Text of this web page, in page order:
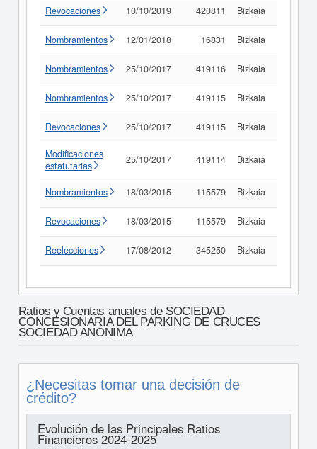
Revocaciones 10/10/2019 420811 Bizkaia
Nombramientos 12/01/2018 16831 Bizkaia
Nombramientos 25/10/2017 419116 Bizkaia
Nombramientos 25/10/2017 419115 Bizkaia
Revocaciones 25/10/2017 419115 Bizkaia
Modificaciones
estatutarias
25/10/2017 419114 Bizkaia
Nombramientos 18/03/2015 115579 Bizkaia
Revocaciones 18/03/2015 115579 Bizkaia
Reelecciones 17/08/2012 345250 Bizkaia
Ratios y Cuentas anuales de SOCIEDAD
CONCESIONARIA DEL PARKING DE CRUCES
SOCIEDAD ANONIMA
¿Necesitas tomar una decisión de
crédito?
Evolución de las Principales Ratios
Financieros 2024-2025